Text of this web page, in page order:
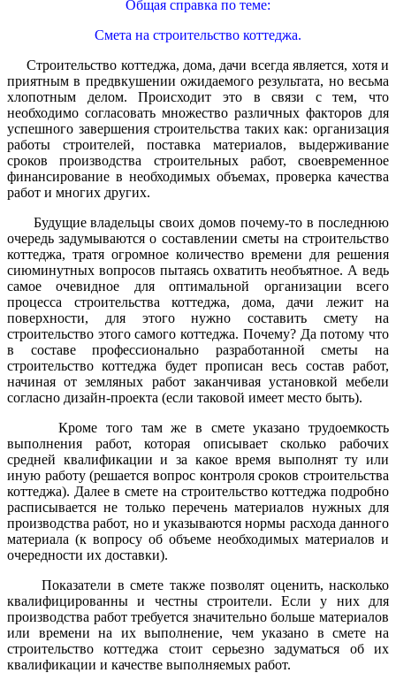
Общая справка по теме:
Смета на строительство коттеджа.
Строительство коттеджа, дома, дачи всегда является, хотя и
приятным в предвкушении ожидаемого результата, но весьма
хлопотным делом. Происходит это в связи с тем, что
необходимо согласовать множество различных факторов для
успешного завершения строительства таких как: организация
работы строителей, поставка материалов, выдерживание
сроков производства строительных работ, своевременное
финансирование в необходимых объемах, проверка качества
работ и многих других.
Будущие владельцы своих домов почему-то в последнюю
очередь задумываются о составлении сметы на строительство
коттеджа, тратя огромное количество времени для решения
сиюминутных вопросов пытаясь охватить необъятное. А ведь
самое очевидное для оптимальной организации всего
процесса строительства коттеджа, дома, дачи лежит на
поверхности, для этого нужно составить смету на
строительство этого самого коттеджа. Почему? Да потому что
в составе профессионально разработанной сметы на
строительство коттеджа будет прописан весь состав работ,
начиная от земляных работ заканчивая установкой мебели
согласно дизайн-проекта (если таковой имеет место быть).
Кроме того там же в смете указано трудоемкость
выполнения работ, которая описывает сколько рабочих
средней квалификации и за какое время выполнят ту или
иную работу (решается вопрос контроля сроков строительства
коттеджа). Далее в смете на строительство коттеджа подробно
расписывается не только перечень материалов нужных для
производства работ, но и указываются нормы расхода данного
материала (к вопросу об объеме необходимых материалов и
очередности их доставки).
Показатели в смете также позволят оценить, насколько
квалифицированны и честны строители. Если у них для
производства работ требуется значительно больше материалов
или времени на их выполнение, чем указано в смете на
строительство коттеджа стоит серьезно задуматься об их
квалификации и качестве выполняемых работ.